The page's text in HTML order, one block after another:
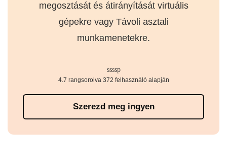
megosztását és átirányítását virtuális
gépekre vagy Távoli asztali
munkamenetekre.
Szerezd meg ingyen
4.7 rangsorolva 372 felhasználó alapján